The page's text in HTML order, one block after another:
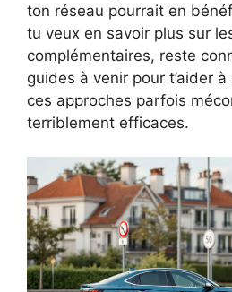
ton réseau pourrait en
tu veux en savoir plus sur
complémentaires, reste
guides à venir pour t’aider
ces approches parfois
terriblement efficaces.